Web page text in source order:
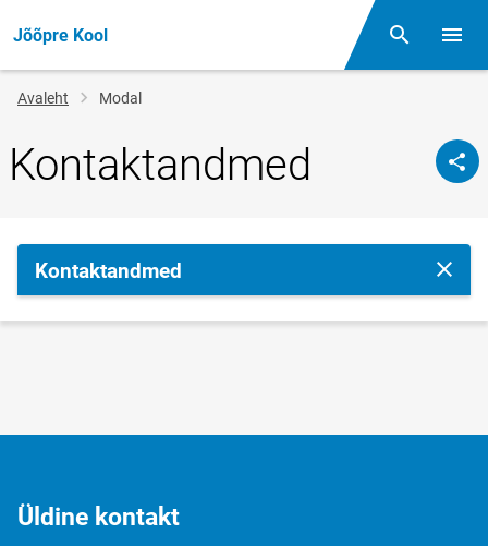
Jõõpre Kool Otsing
Jälglink
Avaleht Modal
Kontaktandmed
Kontaktandmed Sulge
Üldine kontakt